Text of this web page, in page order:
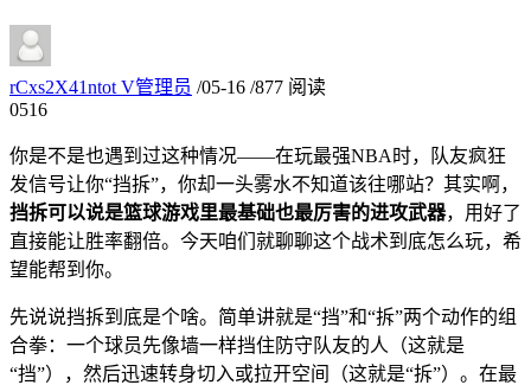
rCxs2X41ntot V管理员 /05-16 /877 阅读
0516
你是不是也遇到过这种情况——在玩最强NBA时，队友疯狂
发信号让你“挡拆”，你却一头雾水不知道该往哪站？其实啊，
挡拆可以说是篮球游戏里最基础也最厉害的进攻武器，用好了
直接能让胜率翻倍。今天咱们就聊聊这个战术到底怎么玩，希
望能帮到你。
先说说挡拆到底是个啥。简单讲就是“挡”和“拆”两个动作的组
合拳：一个球员先像墙一样挡住防守队友的人（这就是
“挡”），然后迅速转身切入或拉开空间（这就是“拆”）。在最